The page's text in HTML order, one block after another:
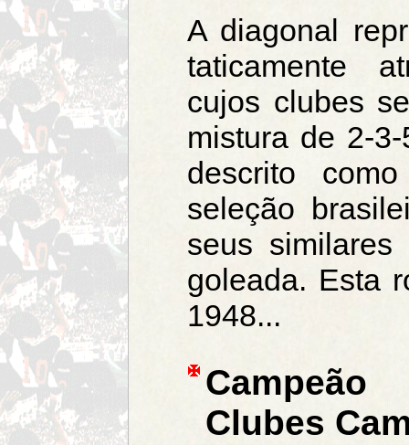
A diagonal
taticamente
cujos clubes
mistura de 2-
descrito
seleção
seus
goleada. Esta
1948...
Clubes